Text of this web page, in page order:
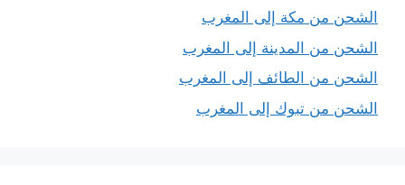
الشحن من مكة إلى المغرب
الشحن من المدينة إلى المغرب
الشحن من الطائف إلى المغرب
الشحن من تبوك إلى المغرب